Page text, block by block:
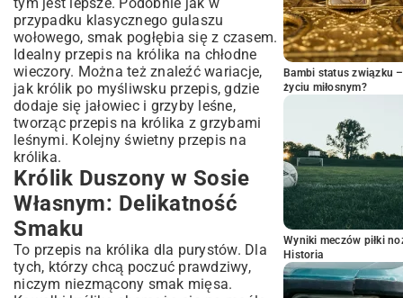
przypadku klasycznego gulaszu
wołowego, smak pogłębia się z czasem.
Idealny przepis na królika na chłodne
wieczory. Można też znaleźć wariacje,
jak królik po myśliwsku przepis, gdzie
dodaje się jałowiec i grzyby leśne,
tworząc przepis na królika z grzybami
leśnymi. Kolejny świetny przepis na
królika.
Królik Duszony w Sosie
Własnym: Delikatność
Smaku
To przepis na królika dla purystów. Dla
tych, którzy chcą poczuć prawdziwy,
niczym niezmącony smak mięsa.
Bambi status związku
życiu miłosnym?
Wyniki meczów piłki
Historia